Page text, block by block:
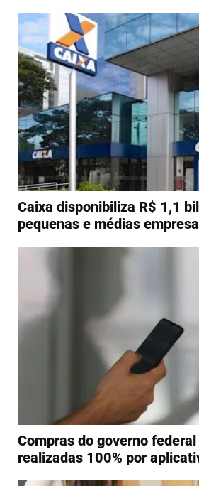
Caixa disponibiliza R$ 1,1
pequenas e médias
Compras do governo
realizadas 100% por